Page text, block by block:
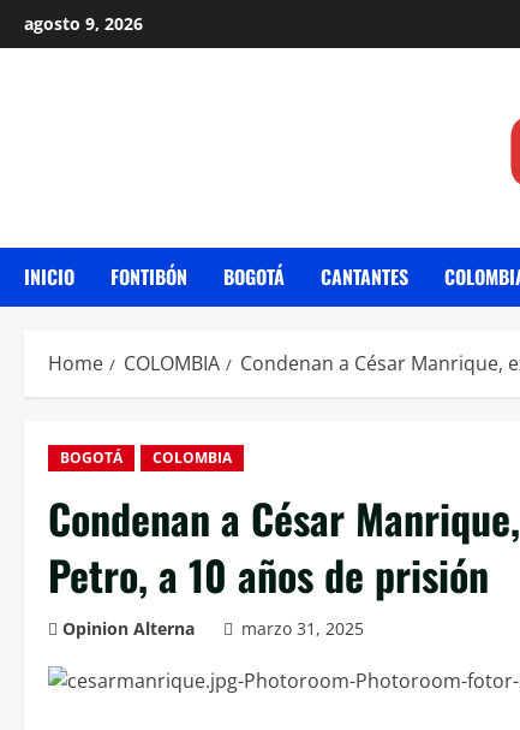
agosto 9, 2026
INICIO FONTIBÓN BOGOTÁ CANTANTES
Home COLOMBIA Condenan a César Manrique,
BOGOTÁ COLOMBIA
Condenan a César
Petro, a 10 años de prisión
Opinion Alterna marzo 31, 2025